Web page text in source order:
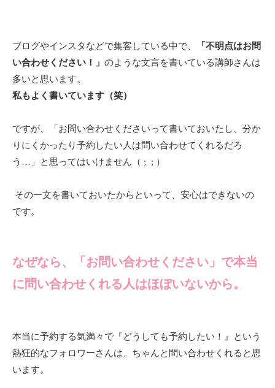
ブログやインスタなどで集客している中で、
「不明点はお問
い合わせください！」 のような文言を書いている講師さんは
多いと思います。
私もよく書いています（笑）
ですが、「お問い合わせくださいって書いておいたし、分か
りにくかったり予約したい人は問い合わせてくれるだろ
う…」と思ってはいけません（ ; ; ）
その一文を書いておいたからといって、安心はできないの
です。
なぜなら、「お問い合わせください」で本当
に問い合わせくれる人はほぼいないから。
本当に予約する気満々で『どうしても予約したい！』という
熱狂的なフォロワーさんは、ちゃんと問い合わせくれると思
います。